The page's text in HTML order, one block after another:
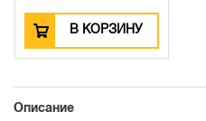
В КОРЗИНУ
Описание